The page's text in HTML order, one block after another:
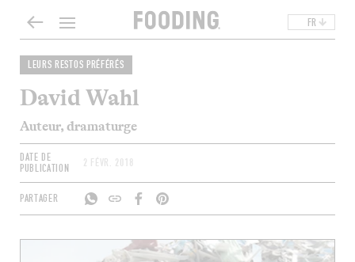
FR
LEURS RESTOS PRÉFÉRÉS
David Wahl
Auteur, dramaturge
DATE DE
PUBLICATION
2 FÉVR. 2018
PARTAGER